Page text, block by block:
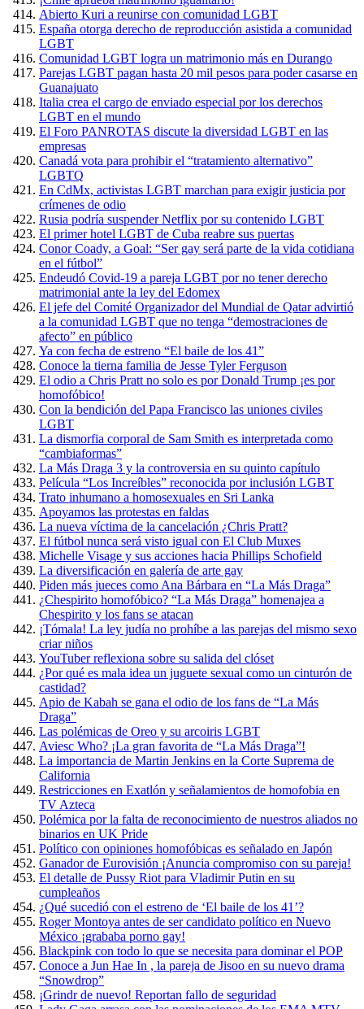
Abierto Kuri a reunirse con comunidad LGBT
España otorga derecho de reproducción asistida a comunidad
LGBT
Comunidad LGBT logra un matrimonio más en Durango
Parejas LGBT pagan hasta 20 mil pesos para poder casarse en
Guanajuato
Italia crea el cargo de enviado especial por los derechos
LGBT en el mundo
El Foro PANROTAS discute la diversidad LGBT en las
empresas
Canadá vota para prohibir el “tratamiento alternativo”
LGBTQ
En CdMx, activistas LGBT marchan para exigir justicia por
crímenes de odio
Rusia podría suspender Netflix por su contenido LGBT
El primer hotel LGBT de Cuba reabre sus puertas
Conor Coady, a Goal: “Ser gay será parte de la vida cotidiana
en el fútbol”
Endeudó Covid-19 a pareja LGBT por no tener derecho
matrimonial ante la ley del Edomex
El jefe del Comité Organizador del Mundial de Qatar advirtió
a la comunidad LGBT que no tenga “demostraciones de
afecto” en público
Ya con fecha de estreno “El baile de los 41”
Conoce la tierna familia de Jesse Tyler Ferguson
El odio a Chris Pratt no solo es por Donald Trump ¡es por
homofóbico!
Con la bendición del Papa Francisco las uniones civiles
LGBT
La dismorfia corporal de Sam Smith es interpretada como
“cambiaformas”
La Más Draga 3 y la controversia en su quinto capítulo
Película “Los Increíbles” reconocida por inclusión LGBT
Trato inhumano a homosexuales en Sri Lanka
Apoyamos las protestas en faldas
La nueva víctima de la cancelación ¿Chris Pratt?
El fútbol nunca será visto igual con El Club Muxes
Michelle Visage y sus acciones hacia Phillips Schofield
La diversificación en galería de arte gay
Piden más jueces como Ana Bárbara en “La Más Draga”
¿Chespirito homofóbico? “La Más Draga” homenajea a
Chespirito y los fans se atacan
¡Tómala! La ley judía no prohíbe a las parejas del mismo sexo
criar niños
YouTuber reflexiona sobre su salida del clóset
¿Por qué es mala idea un juguete sexual como un cinturón de
castidad?
Apio de Kabah se gana el odio de los fans de “La Más
Draga”
Las polémicas de Oreo y su arcoiris LGBT
Aviesc Who? ¡La gran favorita de “La Más Draga”!
La importancia de Martin Jenkins en la Corte Suprema de
California
Restricciones en Exatlón y señalamientos de homofobia en
TV Azteca
Polémica por la falta de reconocimiento de nuestros aliados no
binarios en UK Pride
Político con opiniones homofóbicas es señalado en Japón
Ganador de Eurovisión ¡Anuncia compromiso con su pareja!
El detalle de Pussy Riot para Vladimir Putin en su
cumpleaños
¿Qué sucedió con el estreno de ‘El baile de los 41’?
Roger Montoya antes de ser candidato político en Nuevo
México ¡grababa porno gay!
Blackpink con todo lo que se necesita para dominar el POP
Conoce a Jun Hae In , la pareja de Jisoo en su nuevo drama
“Snowdrop”
¡Grindr de nuevo! Reportan fallo de seguridad